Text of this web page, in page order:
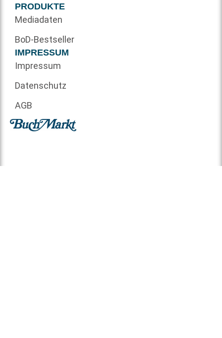
PRODUKTE
Mediadaten
BoD-Bestseller
IMPRESSUM
Impressum
Datenschutz
AGB